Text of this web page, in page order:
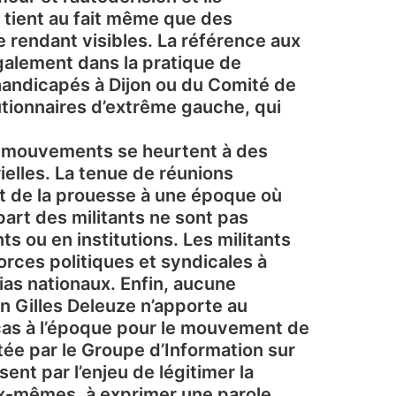
au fait même que des
rendant visibles. La référence aux
dans la pratique de
à Dijon ou du Comité de
d’extrême gauche, qui
se heurtent à des
La tenue de réunions
la prouesse à une époque où
des militants ne sont pas
ou en institutions. Les militants
politiques et syndicales à
nationaux. Enfin, aucune
Gilles Deleuze n’apporte au
à l’époque pour le mouvement de
par le Groupe d’Information sur
par l’enjeu de légitimer la